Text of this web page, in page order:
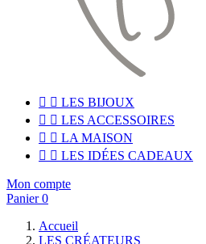
  LES BIJOUX
  LES ACCESSOIRES
  LA MAISON
  LES IDÉES CADEAUX
Mon compte
Panier 0
Accueil
LES CRÉATEURS